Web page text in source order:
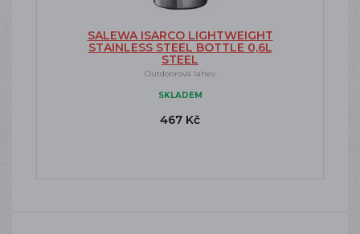
SALEWA ISARCO LIGHTWEIGHT
STAINLESS STEEL BOTTLE 0,6L
STEEL
Outdoorová lahev
SKLADEM
467 Kč